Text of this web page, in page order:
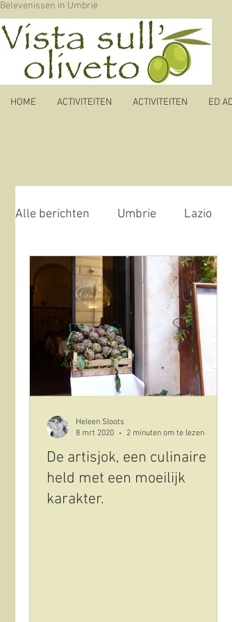
Belevenissen in Umbrië
HOME ACTIVITEITEN ACTIVITEITEN ED
Alle berichten Umbrie Lazio
Autoroute olijfolie
natuur historie cultuur
Vista sull'oliveto Covid-19-
De artisjok, een culinaire
held met een moeilijk
karakter.
Heleen Sloots
8 mrt 2020
2 minuten om te lezen